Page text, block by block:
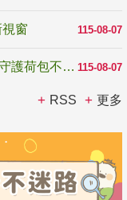
115-08-07
115-08-07
反詐騙宣導_防詐有道，霹靂布袋戲陪你守護荷包不受騙
RSS 更多